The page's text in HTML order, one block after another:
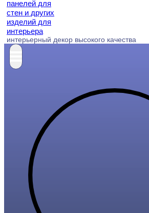
интерьерный декор высокого качества